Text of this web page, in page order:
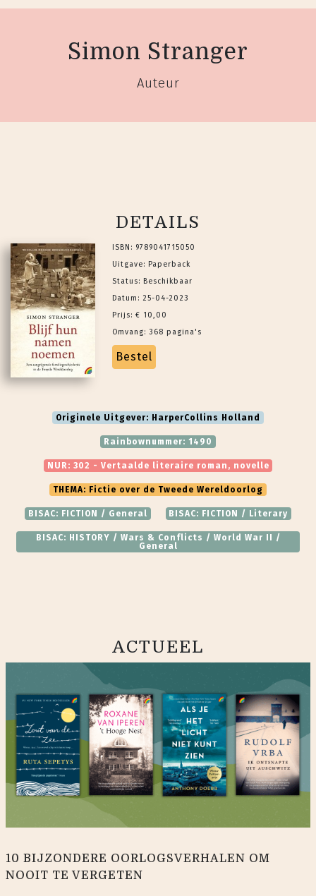
Simon Stranger
Auteur
DETAILS
ISBN: 9789041715050
Uitgave: Paperback
Status: Beschikbaar
Datum: 25-04-2023
Prijs: € 10,00
Omvang: 368 pagina's
Bestel
Originele Uitgever: HarperCollins Holland
Rainbownummer: 1490
NUR: 302 - Vertaalde literaire roman, novelle
THEMA: Fictie over de Tweede Wereldoorlog
BISAC: FICTION / General BISAC: FICTION / Literary
BISAC: HISTORY / Wars & Conflicts / World War II /
General
ACTUEEL
10 BIJZONDERE OORLOGSVERHALEN OM
NOOIT TE VERGETEN